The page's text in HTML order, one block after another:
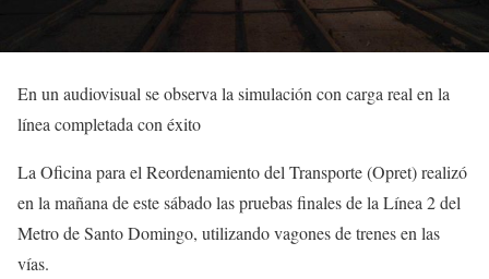
En un audiovisual se observa la simulación con carga real en la
línea completada con éxito
La Oficina para el Reordenamiento del Transporte (Opret) realizó
en la mañana de este sábado las pruebas finales de la Línea 2 del
Metro de Santo Domingo, utilizando vagones de trenes en las
vías.